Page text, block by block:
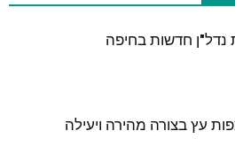
נדל"ן חדשות בחיפה
עץ בצורה מהירה ויעילה